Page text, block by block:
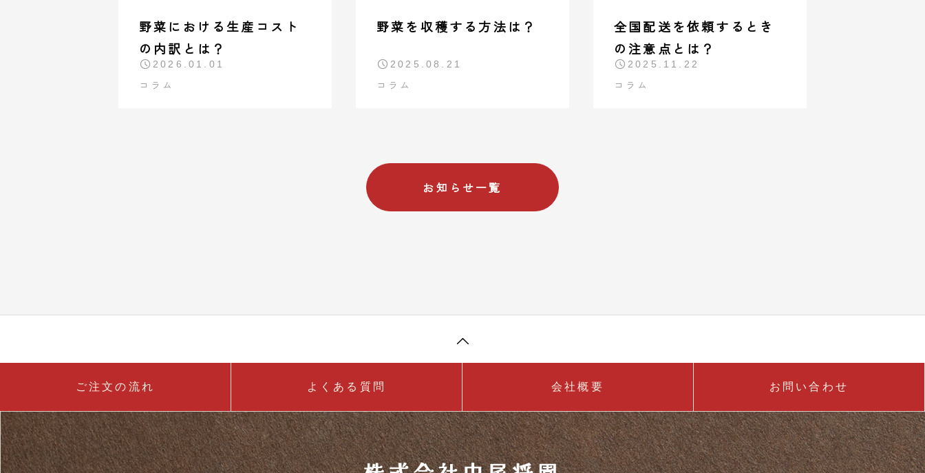
野菜における生産コスト
の内訳とは？
2026.01.01
コラム
野菜を収穫する方法は？
2025.08.21
コラム
全国配送を依頼するとき
の注意点とは？
2025.11.22
コラム
お知らせ一覧
ご注文の流れ よくある質問 会社概要 お問い合わせ